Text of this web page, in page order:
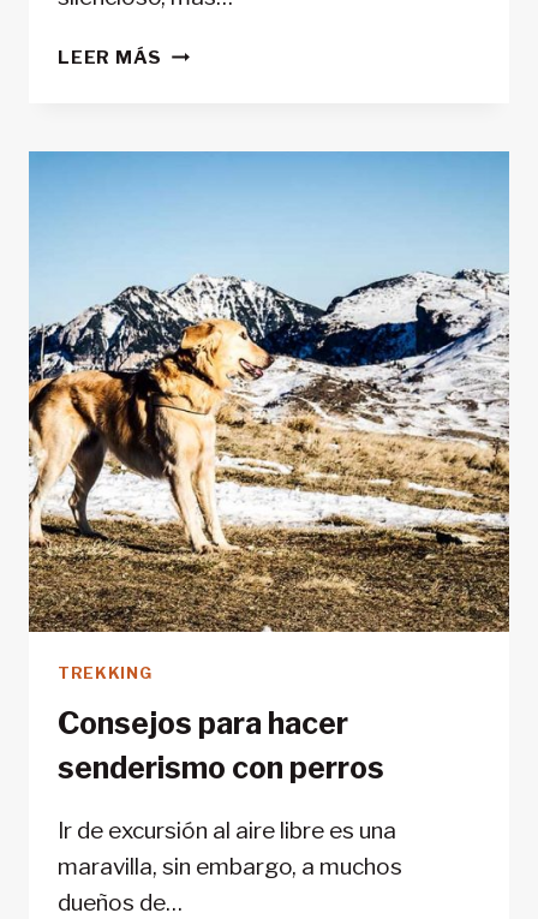
LEER MÁS LAS
VIAJE.
Y
CÓMO
LLEGAR
SIN
ARRUINARSE
EN
EL
INTENTO
TREKKING
Consejos para hacer
senderismo con perros
Ir de excursión al aire libre es una
maravilla, sin embargo, a muchos
dueños de…